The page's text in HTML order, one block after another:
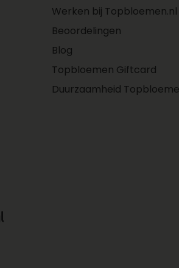
Werken bij Topbloemen.nl
Beoordelingen
Blog
Topbloemen Giftcard
Duurzaamheid